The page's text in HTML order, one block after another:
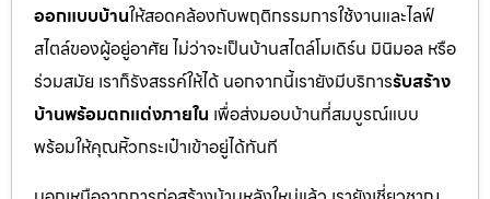
ออกแบบบ้านให้สอดคล้องกับพฤติกรรมการใช้งานและไลฟ์
สไตล์ของผู้อยู่อาศัย ไม่ว่าจะเป็นบ้านสไตล์โมเดิร์น มินิมอล หรือ
ร่วมสมัย เราก็รังสรรค์ให้ได้ นอกจากนี้เรายังมีบริการรับสร้าง
บ้านพร้อมตกแต่งภายใน เพื่อส่งมอบบ้านที่สมบูรณ์แบบ
พร้อมให้คุณหิ้วกระเป๋าเข้าอยู่ได้ทันที